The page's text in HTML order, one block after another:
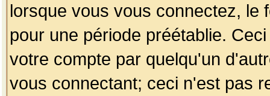
lorsque vous vous connectez, le
pour une période préétablie.
votre compte par quelqu'un
vous connectant; ceci n'est pas